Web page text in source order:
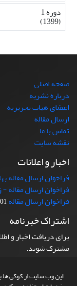
این وب سایت از کوکی ها
دوره 1
(1399)
صفحه اصلی
درباره نشریه
اعضای هیات تحریریه
ارسال مقاله
تماس با ما
نقشه سایت
اخبار و اعلانات
فراخوان ارسال مقاله بهار
فراخوان ارسال مقاله -
فراخوان ارسال مقاله16
اشتراک خبرنامه
برای دریافت اخبار و
مشترک شوید.